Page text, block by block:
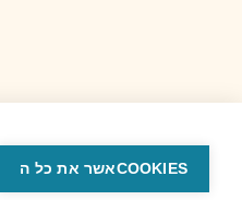
אשר את כל הCOOKIES